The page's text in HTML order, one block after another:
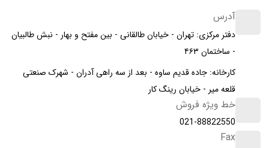
آدرس
دفتر مرکزی: تهران - خیابان طالقانی - بین مفتح و بهار - نبش طالبیان
- ساختمان ۴۶۳
کارخانه: جاده قدیم ساوه - بعد از سه راهی آدران - شهرک صنعتی
قلعه میر - خیابان رینگ کار
خط ویژه فروش
021-88822550
Fax